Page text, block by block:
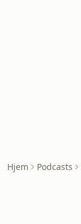
Hjem Podcasts